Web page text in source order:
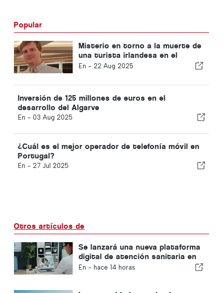
Popular
Misterio en torno a la muerte de
una turista irlandesa en el
Algarve
En - 22 Aug 2025
Inversión de 125 millones de euros en el
desarrollo del Algarve
En - 03 Aug 2025
¿Cuál es el mejor operador de telefonía móvil en
Portugal?
En - 27 Jul 2025
Otros artículos de
Se lanzará una nueva plataforma
digital de atención sanitaria en
Portugal
En - hace 14 horas